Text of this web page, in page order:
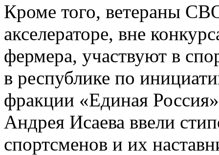
Кроме того, ветераны
акселераторе, вне
фермера, участвуют в
в республике по
фракции «Единая
Андрея Исаева ввели
спортсменов и их